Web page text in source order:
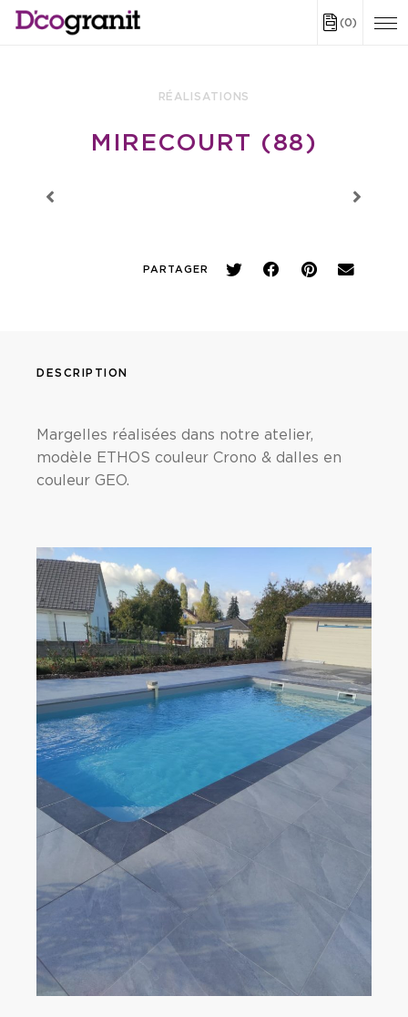
(0)
RÉALISATIONS
MIRECOURT (88)
PARTAGER
DESCRIPTION
Margelles réalisées dans notre atelier,
modèle ETHOS couleur Crono & dalles en
couleur GEO.